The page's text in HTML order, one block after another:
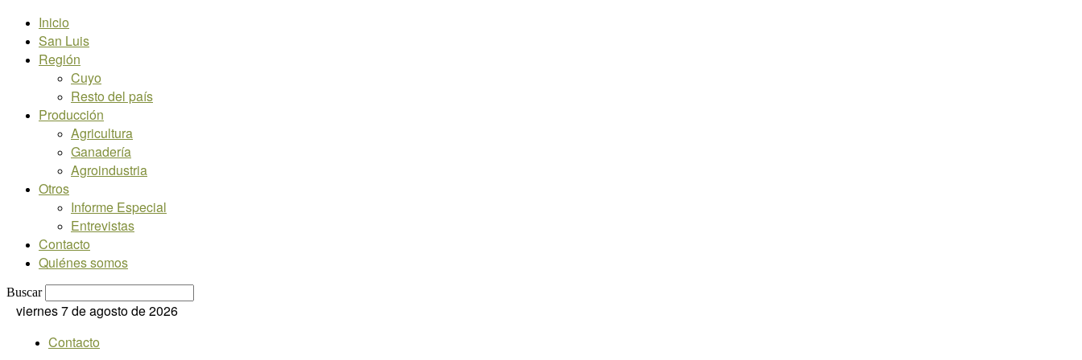
Inicio
San Luis
Región
Cuyo
Resto del país
Producción
Agricultura
Ganadería
Agroindustria
Otros
Informe Especial
Entrevistas
Contacto
Quiénes somos
Buscar
viernes 7 de agosto de 2026
Contacto